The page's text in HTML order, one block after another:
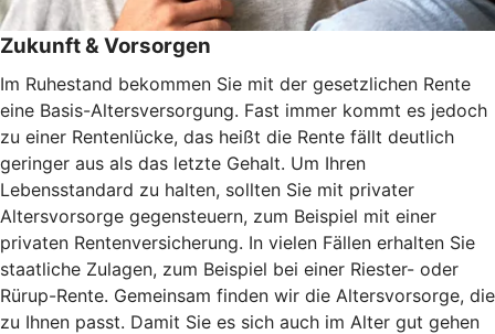
Zukunft & Vorsorgen
Im Ruhestand bekommen Sie mit der gesetzlichen Rente
eine Basis-Altersversorgung. Fast immer kommt es jedoch
zu einer Rentenlücke, das heißt die Rente fällt deutlich
geringer aus als das letzte Gehalt. Um Ihren
Lebensstandard zu halten, sollten Sie mit privater
Altersvorsorge gegensteuern, zum Beispiel mit einer
privaten Rentenversicherung. In vielen Fällen erhalten Sie
staatliche Zulagen, zum Beispiel bei einer Riester- oder
Rürup-Rente. Gemeinsam finden wir die Altersvorsorge, die
zu Ihnen passt. Damit Sie es sich auch im Alter gut gehen